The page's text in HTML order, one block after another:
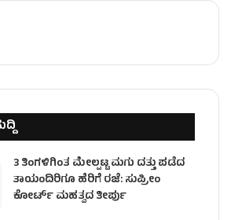
3 ತಿಂಗಳಿಗಿಂತ ಮೇಲ್ಪಟ್ಟ ಮಗು ದತ್ತು ಪಡೆದ
ತಾಯಂದಿರಿಗೂ ಹೆರಿಗೆ ರಜೆ: ಸುಪ್ರೀಂ
ಕೋರ್ಟ್ ಮಹತ್ವದ ತೀರ್ಪು